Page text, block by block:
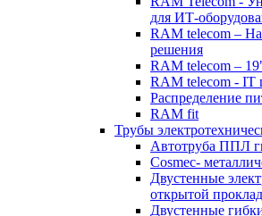
для ИТ-
RAM telecom –
решения
RAM telecom –
RAM telecom -
Распределение
RAM fit
Трубы
Автотруба ППЛ
Cosmec-
Двустенные
открытой
Двустенные